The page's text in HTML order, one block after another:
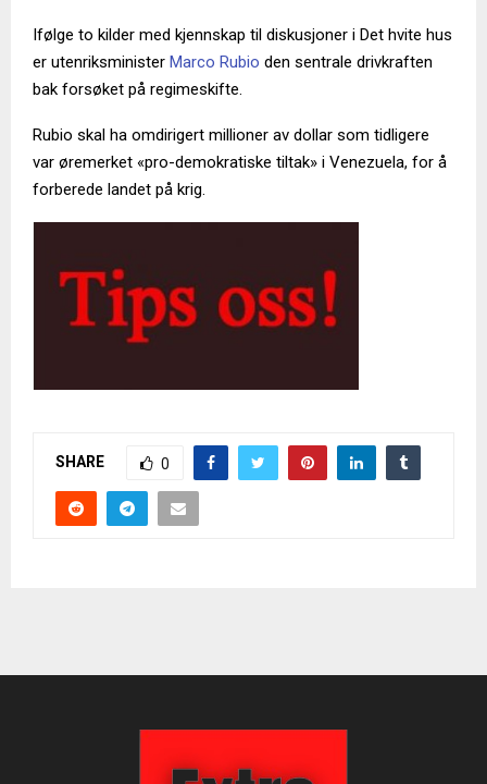
Ifølge to kilder med kjennskap til diskusjoner i Det hvite hus
er utenriksminister Marco Rubio den sentrale drivkraften
bak forsøket på regimeskifte.
Rubio skal ha omdirigert millioner av dollar som tidligere
var øremerket «pro-demokratiske tiltak» i Venezuela, for å
forberede landet på krig.
SHARE 0